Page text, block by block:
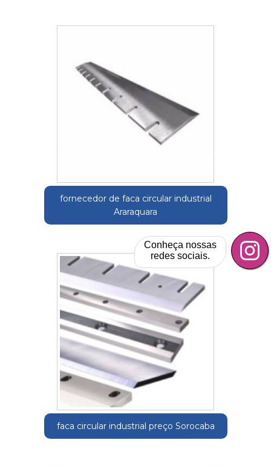
fornecedor de faca circular industrial
Araraquara
faca circular industrial preço Sorocaba
Conheça nossas
redes sociais.